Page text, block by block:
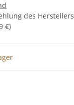
des Herstellers
€)